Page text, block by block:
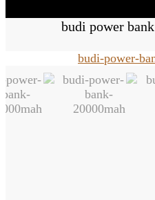
budi power bank